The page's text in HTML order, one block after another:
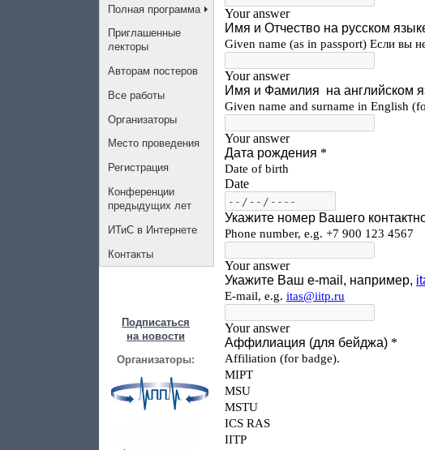
Полная программа
Приглашенные
лекторы
Авторам постеров
Все работы
Организаторы
Место проведения
Регистрация
Конференции
предыдущих лет
ИТиС в Интернете
Контакты
Подписаться
на новости
Организаторы: